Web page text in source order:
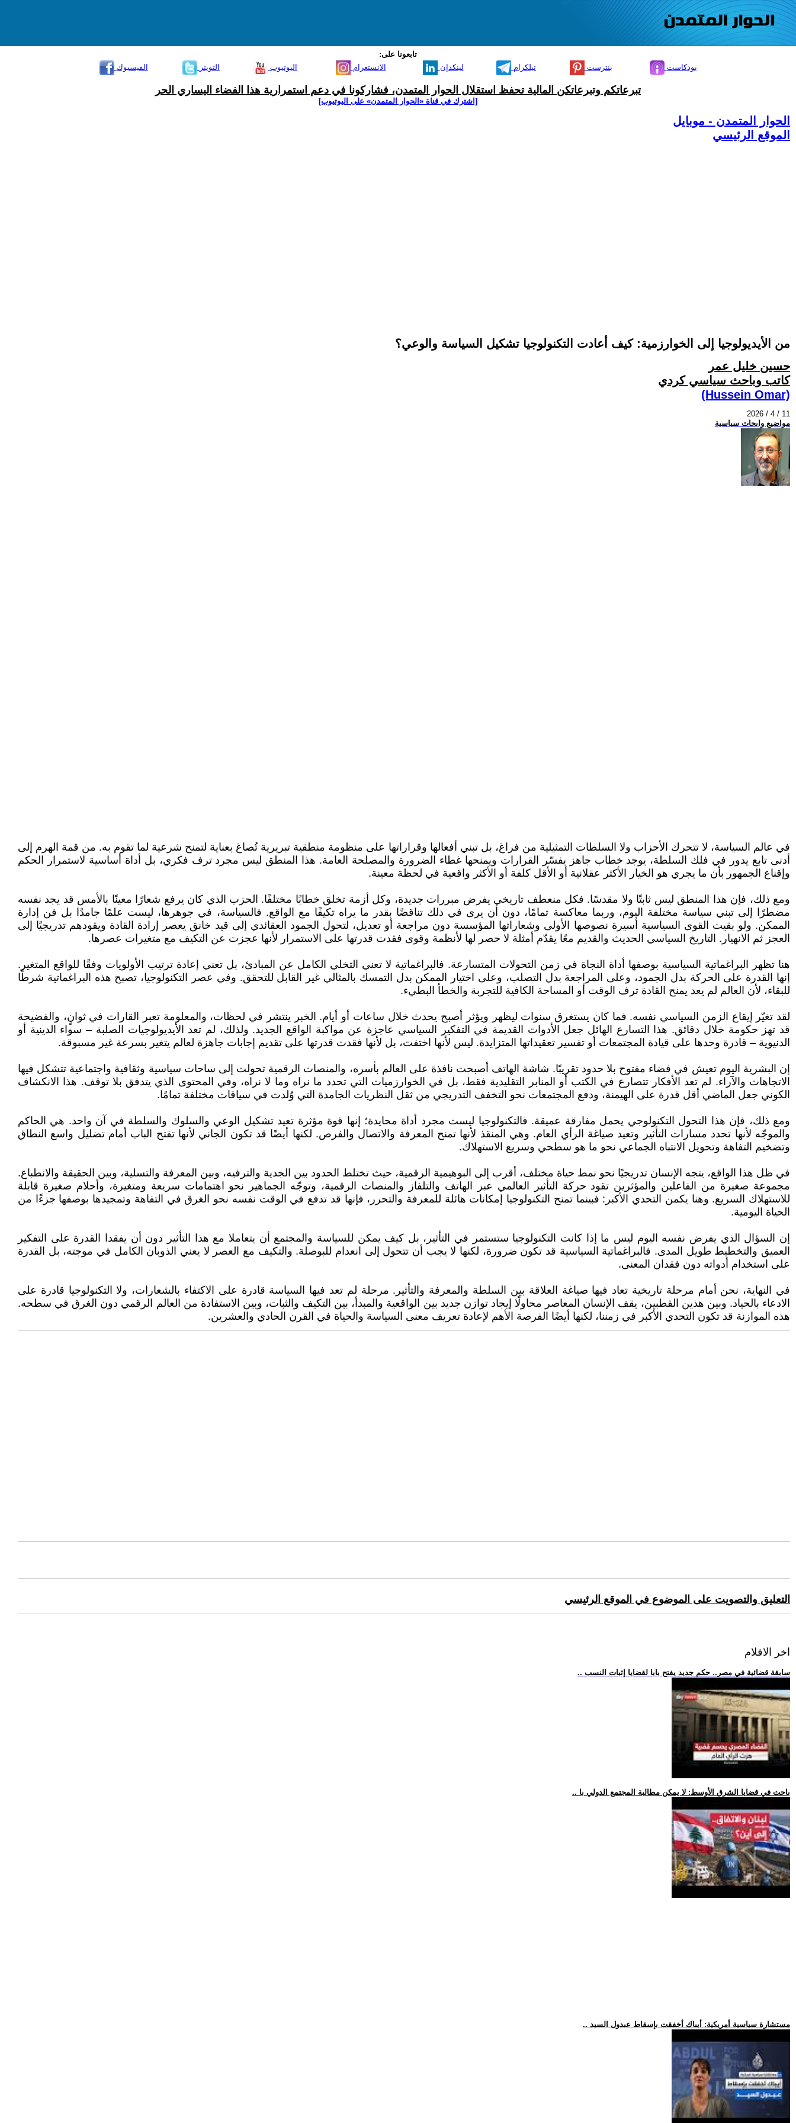
تابعونا على:
الفيسبوك
التويتر اليوتيوب الانستغرام لينكدإن تيلكرام بنترست بودكاست
تبرعاتكم وتبرعاتكن المالية تحفظ استقلال الحوار المتمدن، فشاركونا في دعم استمرارية هذا الفضاء اليساري الحر
[اشترك في قناة ‫«الحوار المتمدن» على اليوتيوب]
الحوار المتمدن - موبايل
الموقع الرئيسي
من الأيديولوجيا إلى الخوارزمية: كيف أعادت التكنولوجيا تشكيل السياسة والوعي؟
حسين خليل عمر
كاتب وباحث سياسي كردي
(Hussein Omar)
2026 / 4 / 11
مواضيع وابحاث سياسية
في عالم السياسة، لا تتحرك الأحزاب ولا السلطات التمثيلية من فراغ، بل تبني أفعالها وقراراتها على منظومة منطقية تبريرية تُصاغ بعناية لتمنح شرعية لما تقوم به. من قمة الهرم إلى
أدنى تابع يدور في فلك السلطة، يوجد خطاب جاهز يفسّر القرارات ويمنحها غطاء الضرورة والمصلحة العامة. هذا المنطق ليس مجرد ترف فكري، بل أداة أساسية لاستمرار الحكم
وإقناع الجمهور بأن ما يجري هو الخيار الأكثر عقلانية أو الأقل كلفة أو الأكثر واقعية في لحظة معينة.
ومع ذلك، فإن هذا المنطق ليس ثابتًا ولا مقدسًا. فكل منعطف تاريخي يفرض مبررات جديدة، وكل أزمة تخلق خطابًا مختلفًا. الحزب الذي كان يرفع شعارًا معينًا بالأمس قد يجد نفسه
مضطرًا إلى تبني سياسة مختلفة اليوم، وربما معاكسة تمامًا، دون أن يرى في ذلك تناقضًا بقدر ما يراه تكيفًا مع الواقع. فالسياسة، في جوهرها، ليست علمًا جامدًا بل فن إدارة
الممكن. ولو بقيت القوى السياسية أسيرة نصوصها الأولى وشعاراتها المؤسسة دون مراجعة أو تعديل، لتحول الجمود العقائدي إلى قيد خانق يعصر إرادة القادة ويقودهم تدريجيًا إلى
العجز ثم الانهيار. التاريخ السياسي الحديث والقديم معًا يقدّم أمثلة لا حصر لها لأنظمة وقوى فقدت قدرتها على الاستمرار لأنها عجزت عن التكيف مع متغيرات عصرها.
هنا تظهر البراغماتية السياسية بوصفها أداة النجاة في زمن التحولات المتسارعة. فالبراغماتية لا تعني التخلي الكامل عن المبادئ، بل تعني إعادة ترتيب الأولويات وفقًا للواقع المتغير.
إنها القدرة على الحركة بدل الجمود، وعلى المراجعة بدل التصلب، وعلى اختيار الممكن بدل التمسك بالمثالي غير القابل للتحقق. وفي عصر التكنولوجيا، تصبح هذه البراغماتية شرطًا
للبقاء، لأن العالم لم يعد يمنح القادة ترف الوقت أو المساحة الكافية للتجربة والخطأ البطيء.
لقد تغيّر إيقاع الزمن السياسي نفسه. فما كان يستغرق سنوات ليظهر ويؤثر أصبح يحدث خلال ساعات أو أيام. الخبر ينتشر في لحظات، والمعلومة تعبر القارات في ثوانٍ، والفضيحة
قد تهز حكومة خلال دقائق. هذا التسارع الهائل جعل الأدوات القديمة في التفكير السياسي عاجزة عن مواكبة الواقع الجديد. ولذلك، لم تعد الأيديولوجيات الصلبة – سواء الدينية أو
الدنيوية – قادرة وحدها على قيادة المجتمعات أو تفسير تعقيداتها المتزايدة. ليس لأنها اختفت، بل لأنها فقدت قدرتها على تقديم إجابات جاهزة لعالم يتغير بسرعة غير مسبوقة.
إن البشرية اليوم تعيش في فضاء مفتوح بلا حدود تقريبًا. شاشة الهاتف أصبحت نافذة على العالم بأسره، والمنصات الرقمية تحولت إلى ساحات سياسية وثقافية واجتماعية تتشكل فيها
الاتجاهات والآراء. لم تعد الأفكار تتصارع في الكتب أو المنابر التقليدية فقط، بل في الخوارزميات التي تحدد ما نراه وما لا نراه، وفي المحتوى الذي يتدفق بلا توقف. هذا الانكشاف
الكوني جعل الماضي أقل قدرة على الهيمنة، ودفع المجتمعات نحو التخفف التدريجي من ثقل النظريات الجامدة التي وُلدت في سياقات مختلفة تمامًا.
ومع ذلك، فإن هذا التحول التكنولوجي يحمل مفارقة عميقة. فالتكنولوجيا ليست مجرد أداة محايدة؛ إنها قوة مؤثرة تعيد تشكيل الوعي والسلوك والسلطة في آن واحد. هي الحاكم
والموجّه لأنها تحدد مسارات التأثير وتعيد صياغة الرأي العام. وهي المنقذ لأنها تمنح المعرفة والاتصال والفرص. لكنها أيضًا قد تكون الجاني لأنها تفتح الباب أمام تضليل واسع النطاق
وتضخيم التفاهة وتحويل الانتباه الجماعي نحو ما هو سطحي وسريع الاستهلاك.
في ظل هذا الواقع، يتجه الإنسان تدريجيًا نحو نمط حياة مختلف، أقرب إلى البوهيمية الرقمية، حيث تختلط الحدود بين الجدية والترفيه، وبين المعرفة والتسلية، وبين الحقيقة والانطباع.
مجموعة صغيرة من الفاعلين والمؤثرين تقود حركة التأثير العالمي عبر الهاتف والتلفاز والمنصات الرقمية، وتوجّه الجماهير نحو اهتمامات سريعة ومتغيرة، وأحلام صغيرة قابلة
للاستهلاك السريع. وهنا يكمن التحدي الأكبر: فبينما تمنح التكنولوجيا إمكانات هائلة للمعرفة والتحرر، فإنها قد تدفع في الوقت نفسه نحو الغرق في التفاهة وتمجيدها بوصفها جزءًا من
الحياة اليومية.
إن السؤال الذي يفرض نفسه اليوم ليس ما إذا كانت التكنولوجيا ستستمر في التأثير، بل كيف يمكن للسياسة والمجتمع أن يتعاملا مع هذا التأثير دون أن يفقدا القدرة على التفكير
العميق والتخطيط طويل المدى. فالبراغماتية السياسية قد تكون ضرورة، لكنها لا يجب أن تتحول إلى انعدام للبوصلة. والتكيف مع العصر لا يعني الذوبان الكامل في موجته، بل القدرة
على استخدام أدواته دون فقدان المعنى.
في النهاية، نحن أمام مرحلة تاريخية تعاد فيها صياغة العلاقة بين السلطة والمعرفة والتأثير. مرحلة لم تعد فيها السياسة قادرة على الاكتفاء بالشعارات، ولا التكنولوجيا قادرة على
الادعاء بالحياد. وبين هذين القطبين، يقف الإنسان المعاصر محاولًا إيجاد توازن جديد بين الواقعية والمبدأ، بين التكيف والثبات، وبين الاستفادة من العالم الرقمي دون الغرق في سطحه.
هذه الموازنة قد تكون التحدي الأكبر في زمننا، لكنها أيضًا الفرصة الأهم لإعادة تعريف معنى السياسة والحياة في القرن الحادي والعشرين.
التعليق والتصويت على الموضوع في الموقع الرئيسي
اخر الافلام
.. سابقة قضائية في مصر.. حكم جديد يفتح بابا لقضايا إثبات النسب
.. باحث في قضايا الشرق الأوسط: لا يمكن مطالبة المجتمع الدولي با
.. مستشارة سياسية أمريكية: أيباك أخفقت بإسقاط عبدول السيد